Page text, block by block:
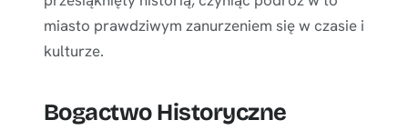
miasto prawdziwym zanurzeniem się w czasie i
kulturze.
Bogactwo Historyczne